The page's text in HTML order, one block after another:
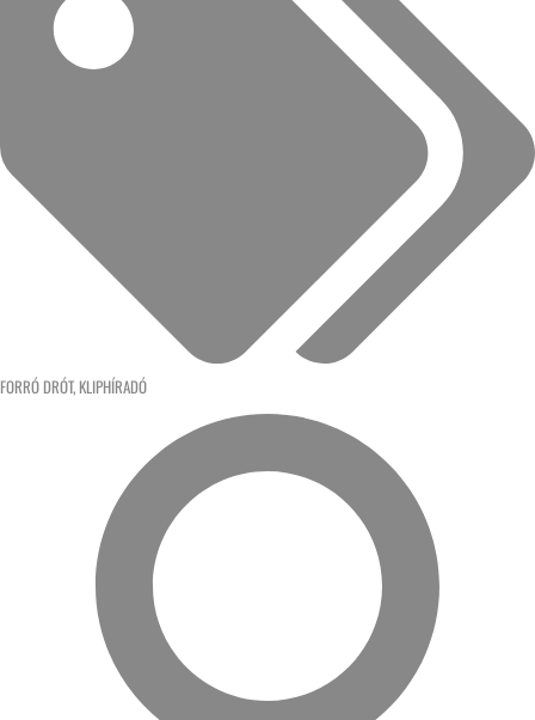
FORRÓ DRÓT, KLIPHÍRADÓ